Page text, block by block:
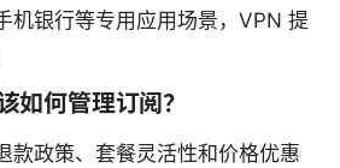
机银行等专用应用场景，VPN 提
如何管理订阅？
款政策、套餐灵活性和价格优惠